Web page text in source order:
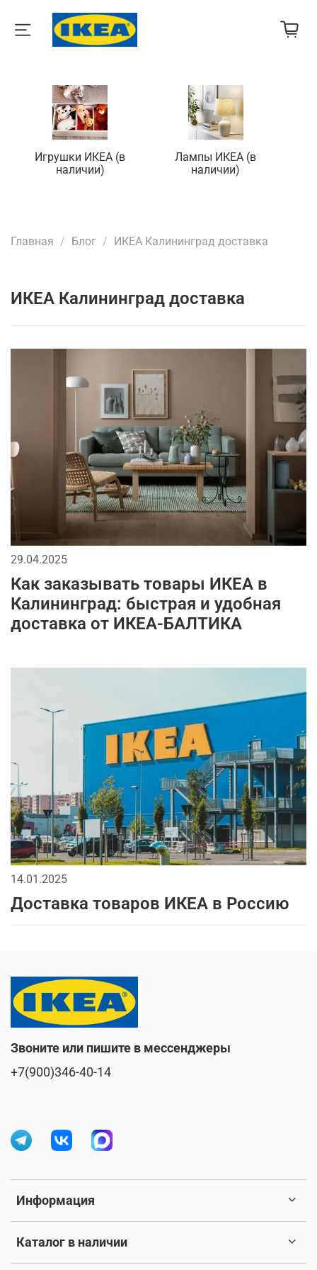
Игрушки ИКЕА (в
наличии)
Лампы ИКЕА (в
наличии)
Главная Блог ИКЕА Калининград доставка
ИКЕА Калининград доставка
29.04.2025
Как заказывать товары ИКЕА в
Калининград: быстрая и удобная
доставка от ИКЕА-БАЛТИКА
14.01.2025
Доставка товаров ИКЕА в Россию
Информация
Каталог в наличии
Звоните или пишите в мессенджеры
+7(900)346-40-14